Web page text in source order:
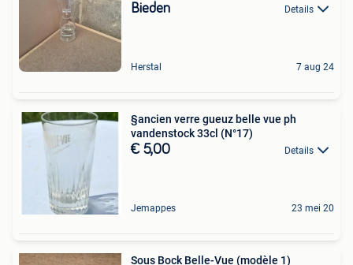
Bieden Details
Herstal 7 aug 24
§ancien verre gueuz belle vue ph
vandenstock 33cl (N°17)
€ 5,00 Details
Jemappes 23 mei 20
Sous Bock Belle-Vue (modèle 1)